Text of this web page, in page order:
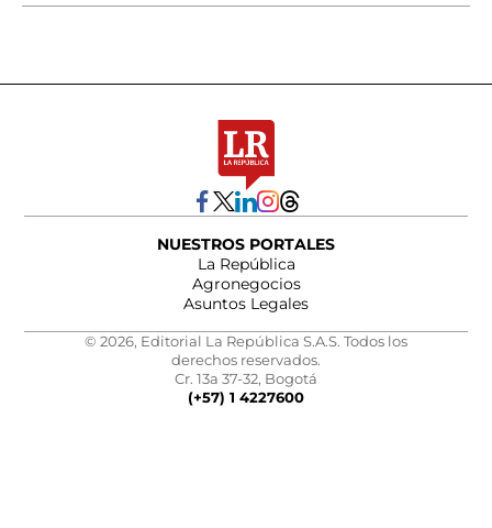
NUESTROS PORTALES
La República
Agronegocios
Asuntos Legales
© 2026, Editorial La República S.A.S. Todos los
derechos reservados.
Cr. 13a 37-32, Bogotá
(+57) 1 4227600